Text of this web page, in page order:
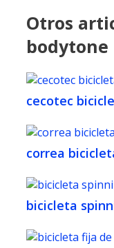
Otros
cecotec
correa
bicicleta